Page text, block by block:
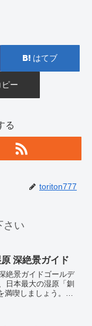
はてブ
ピー
る
toriton777
さい
深絶景ガイド
絶景ガイドゴールデ
日本最大の湿原「釧
満喫しましょう。広